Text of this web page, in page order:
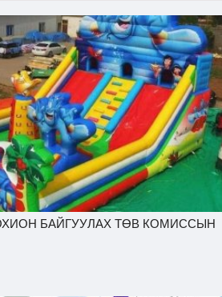
БАЙГУУЛАХ ТӨВ КОМИССЫН